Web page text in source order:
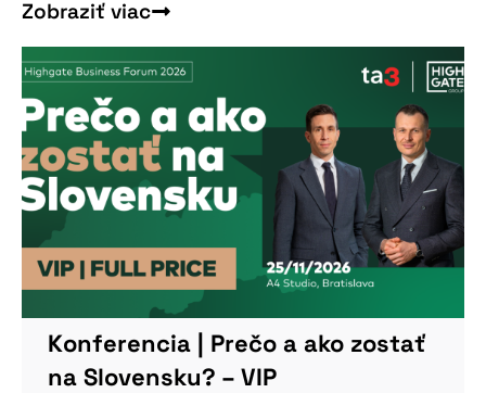
Zobraziť viac
Konferencia | Prečo a ako zostať
na Slovensku? – VIP
Viac informácií